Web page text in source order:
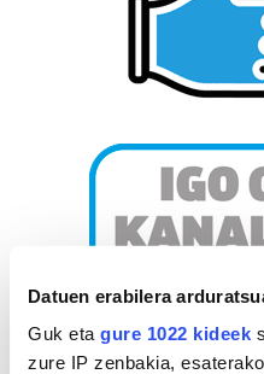
Datuen erabilera
Guk eta gure 1022 kideek
zure IP zenbakia,